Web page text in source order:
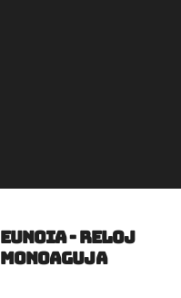
EUNOIA - Reloj
Monoaguja